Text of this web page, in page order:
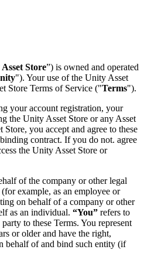
des utilisateurs mobiles
D2C
jeux
Monétisez avec Unity
mobiles avec Unity
équipes
plateformes
en voiture
réel
de base
techniques
presse
le monde entier
à votre institution
Store”) is owned and operated
"). Your use of the Unity Asset
Store Terms of Service ("Terms").
your account registration, your
the Unity Asset Store or any Asset
you accept and agree to these
contract. If you do not. agree
the Unity Asset Store or
of the company or other legal
example, as an employee or
on behalf of a company or other
as an individual. “You” refers to
to these Terms. You represent
or older and have the right,
behalf of and bind such entity (if